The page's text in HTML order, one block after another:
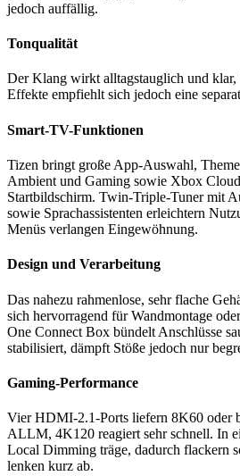
jedoch auffällig.
Tonqualität
Der Klang wirkt alltagstauglich und
Effekte empfiehlt sich jedoch eine
Smart-TV-Funktionen
Tizen bringt große App-Auswahl,
Ambient und Gaming sowie Xbox
Startbildschirm. Twin-Triple-Tuner mit
sowie Sprachassistenten erleichtern
Menüs verlangen Eingewöhnung.
Design und Verarbeitung
Das nahezu rahmenlose, sehr flache
sich hervorragend für Wandmontage
One Connect Box bündelt Anschlüsse
stabilisiert, dämpft Stöße jedoch nur
Gaming-Performance
Vier HDMI-2.1-Ports liefern 8K60 oder
ALLM, 4K120 reagiert sehr schnell. In
Local Dimming träge, dadurch flackern
lenken kurz ab.